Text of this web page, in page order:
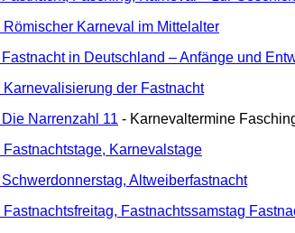
Römischer Karneval im Mittelalter
Fastnacht in Deutschland – Anfänge und
Karnevalisierung der Fastnacht
Narrenzahl 11 - Karnevaltermine
Fastnachtstage, Karnevalstage
Altweiberfastnacht
Fastnachtsfreitag, Fastnachtssamstag